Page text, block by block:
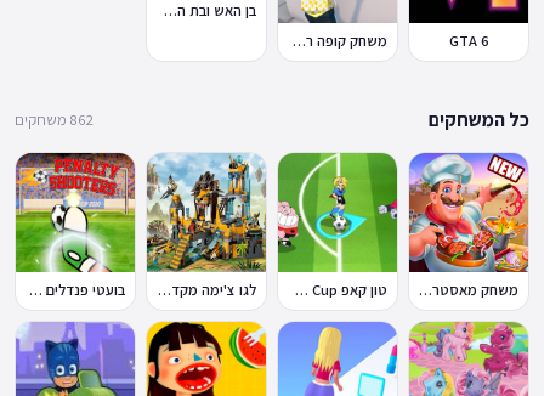
GTA 6 משחק קופה ראשית
בן האש ובת המים 7: וחברים
כל המשחקים 862 משחקים
משחק מאסטר שף טון קאפ Toon Cup לגו צ'ימה מקדש האריות בועטי פנדלים Penalty Shooters